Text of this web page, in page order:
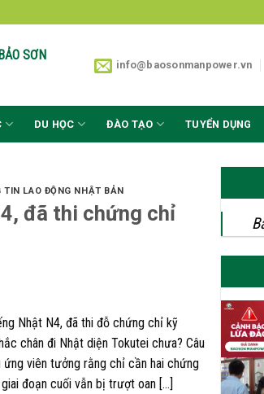
SƠN
info@baosonmanpower.vn
DU HỌC ĐÀO TẠO TUYỂN DỤNG
TIN LAO ĐỘNG NHẬT BẢN
đã thi chứng chỉ
Nhật N4, đã thi đỗ chứng chỉ kỹ
chân đi Nhật diện Tokutei chưa? Câu
ứng viên tưởng rằng chỉ cần hai chứng
đoạn cuối vẫn bị trượt oan […]